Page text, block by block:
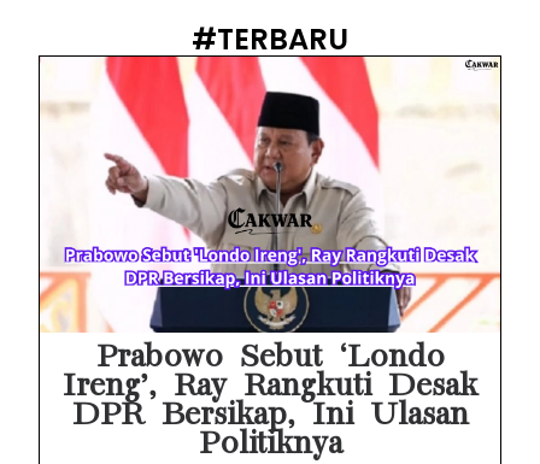
Baterai Apple Watch Cepat Boros? Ini Penyebab dan Cara Mengatasinya
HP Huawei Cepat Panas? Ini Penyebab Utama dan Cara Mengatasinya
HP Realme Kena Air Tidak Bisa Dicas? Jangan Langsung Charge, Ini Solusinya
Eks Jampidsus Febrie Adriansyah Tersangka Korupsi Asabri Tapi Masih Terima Gaji: Mengapa Begitu?
#TERBARU
Prabowo Sebut ‘Londo
Ireng’, Ray Rangkuti Desak
DPR Bersikap, Ini Ulasan
Politiknya